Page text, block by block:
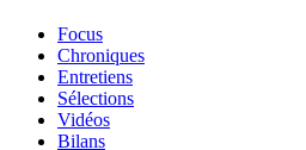
Focus
Chroniques
Entretiens
Sélections
Vidéos
Bilans